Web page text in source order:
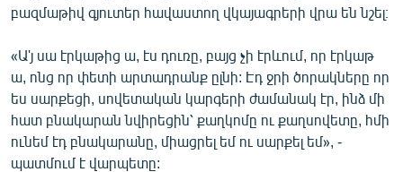
ՀԵՏԵՎԵՔ ՄԵԶ
«Ազատության» բոլոր կայքերը
բազմաթիվ գյուտեր հավաստող վկայագրերի վրա են նշել։
«Ա'յ սա էրկաթից ա, էս դուռը, բայց չի էրևում, որ էրկաթ
ա, ոնց որ փետի արտադրանք ըլնի: Էդ ջրի ծորակները որ
ես սարքեցի, սովետական կարգերի ժամանակ էր, ինձ մի
հատ բնակարան նվիրեցին՝ քաղկոմը ու քաղսովետը, հմի
ունեմ էդ բնակարանը, միացրել եմ ու սարքել եմ», -
պատմում է վարպետը: